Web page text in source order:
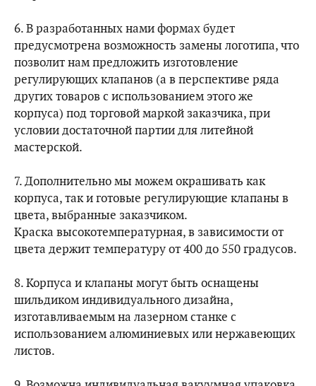
6. В разработанных нами формах будет
предусмотрена возможность замены логотипа, что
позволит нам предложить изготовление
регулирующих клапанов (а в перспективе ряда
других товаров с использованием этого же
корпуса) под торговой маркой заказчика, при
условии достаточной партии для литейной
мастерской.
7. Дополнительно мы можем окрашивать как
корпуса, так и готовые регулирующие клапаны в
цвета, выбранные заказчиком.
Краска высокотемпературная, в зависимости от
цвета держит температуру от 400 до 550 градусов.
8. Корпуса и клапаны могут быть оснащены
шильдиком индивидуального дизайна,
изготавливаемым на лазерном станке с
использованием алюминиевых или нержавеющих
листов.